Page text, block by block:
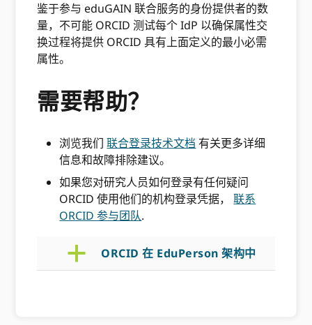
鉴于参与 eduGAIN 联合服务的身份提供者的数
量，不可能 ORCID 测试每个 IdP 以确保属性交
换过程将提供 ORCID 具有上面定义的最小必需
属性。
需要帮助？
浏览我们联合登录技术文档 有关更多详细
信息和故障排除建议。
如果您对研究人员如何登录有任何疑问
ORCID 使用他们的机构登录凭据，联系
ORCID 参与团队.
a ORCID 在 EduPerson 架构中